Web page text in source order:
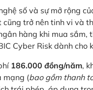
số và sự mở rộng
trở nên tinh vi và
hàng khi mua
Cyber Risk dành cho
186.000 đồng/năm,
mạng (bao gồm thanh